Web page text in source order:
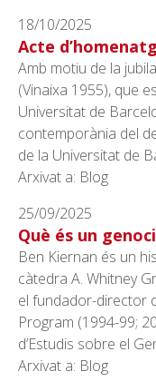
18/10/2025
Acte
Amb motiu de la
(Vinaixa 1955), que
Universitat de
contemporània del
de la Universitat de
Arxivat a: Blog
25/09/2025
Què és un
Ben Kiernan és un
càtedra A. Whitney
el fundador-director
Program (1994-99;
d’Estudis sobre el
Arxivat a: Blog